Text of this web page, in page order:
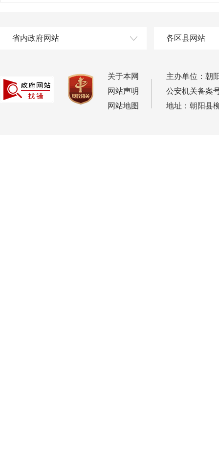
省内政府网站 各区县网站
关于本网
网站声明
网站地图
主办单位：朝
公安机关备案
地址：朝阳县